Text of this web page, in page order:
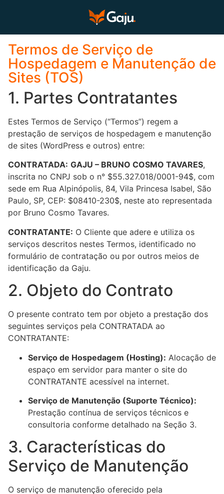
Termos de Serviço de
Hospedagem e Manutenção de
Sites (TOS)
1. Partes Contratantes
Estes Termos de Serviço (“Termos”) regem a
prestação de serviços de hospedagem e manutenção
de sites (WordPress e outros) entre:
CONTRATADA: GAJU – BRUNO COSMO TAVARES,
inscrita no CNPJ sob o n° $55.327.018/0001-94$, com
sede em Rua Alpinópolis, 84, Vila Princesa Isabel, São
Paulo, SP, CEP: $08410-230$, neste ato representada
por Bruno Cosmo Tavares.
CONTRATANTE: O Cliente que adere e utiliza os
serviços descritos nestes Termos, identificado no
formulário de contratação ou por outros meios de
identificação da Gaju.
2. Objeto do Contrato
O presente contrato tem por objeto a prestação dos
seguintes serviços pela CONTRATADA ao
CONTRATANTE:
Serviço de Hospedagem (Hosting): Alocação de
espaço em servidor para manter o site do
CONTRATANTE acessível na internet.
Serviço de Manutenção (Suporte Técnico):
Prestação contínua de serviços técnicos e
consultoria conforme detalhado na Seção 3.
3. Características do
Serviço de Manutenção
O serviço de manutenção oferecido pela